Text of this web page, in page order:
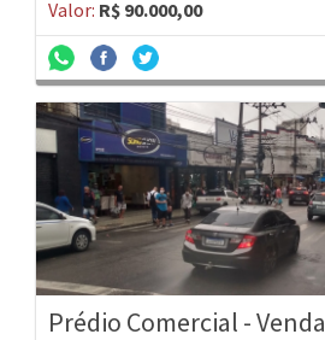
Valor: R$ 90.000,00
Prédio Comercial - Venda